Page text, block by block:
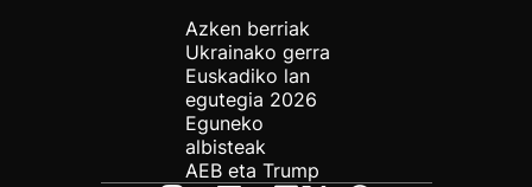
Azken berriak
Ukrainako gerra
Euskadiko lan
egutegia 2026
Eguneko
albisteak
AEB eta Trump